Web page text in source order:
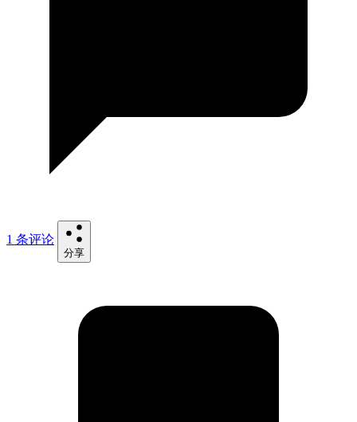
1 条评论
分享